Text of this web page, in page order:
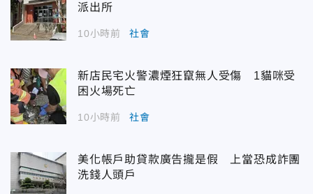
派出所
10小時前 社會
新店民宅火警濃煙狂竄無人受傷 1貓咪受
困火場死亡
10小時前 社會
美化帳戶助貸款廣告攏是假 上當恐成詐團
洗錢人頭戶